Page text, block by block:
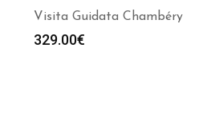
Visita Guidata Chambéry
329.00€